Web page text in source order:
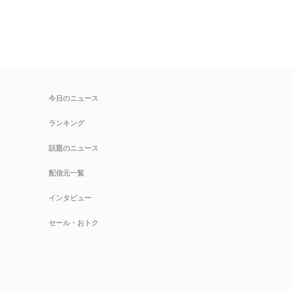
今日のニュース
ランキング
話題のニュース
配信元一覧
インタビュー
セール・おトク